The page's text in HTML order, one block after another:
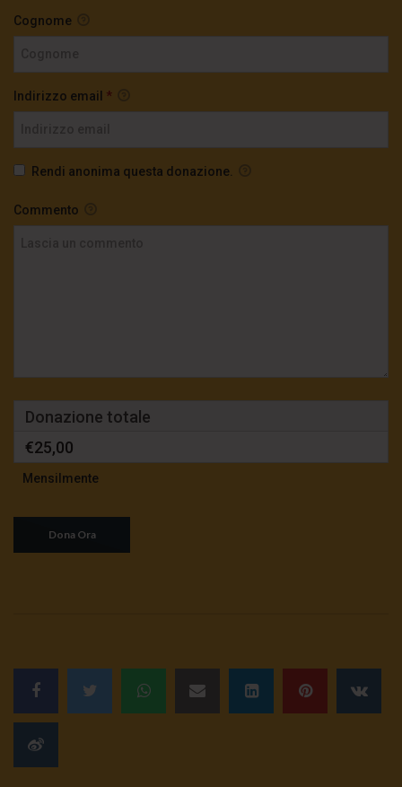
Cognome
Indirizzo email *
Rendi anonima questa donazione.
Commento
Donazione totale
€25,00
Mensilmente